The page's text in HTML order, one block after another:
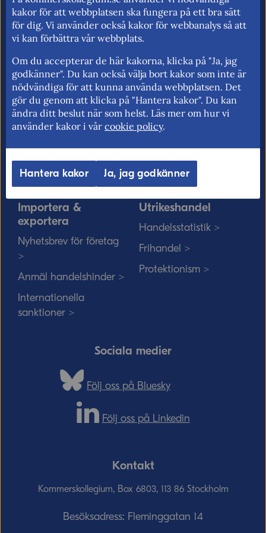
för fri rörlighet på EU:s inre marknad.
Kommerskollegium
Jobba hos oss >
Sök medarbetare >
Vårt uppdrag på
minoritetsspråk och
teckenspråk >
EU-rätten
Utan personnummer i
Sverige >
Solvit löser problem i EU
Myndigheter, kommuner
och EU-rätten >
Importera &
exportera
Nyhetsbrev för företag
>
Anmäl handelshinder >
Internationella
sanktioner >
Utrikeshandel
Handelsstatistik >
Frihandel >
Protektionism >
Sociala medier
Följ oss på Bluesky
Följ oss på Linkedin
Kontakt
Kommerskollegium, Box 6803, 113 86 Stockholm
Besöksadress: Fleminggatan 14
kakor för att webbplatsen ska fungera på ett bra sätt
för dig. Vi använder också kakor för webbanalys så att
vi kan förbättra vår webbplats.
Om du accepterar de här kakorna, klicka på "Ja, jag
godkänner". Du kan också välja bort kakor som inte är
nödvändiga för att kunna använda webbplatsen. Det
gör du genom att klicka på "Hantera kakor". Du kan
ändra ditt beslut när som helst. Läs mer om hur vi
använder kakor i vår cookie policy.
Hantera kakor Ja, jag godkänner